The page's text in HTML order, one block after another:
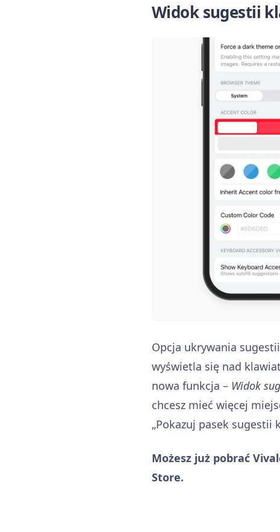
Widok sugestii
Opcja ukrywania
wyświetla się nad
nowa funkcja – Widok
chcesz mieć więcej
„Pokazuj pasek sugestii
Możesz już pobrać
Store.